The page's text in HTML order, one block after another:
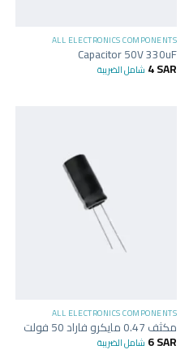
ALL ELECTRONICS COMPONENTS
Capacitor 50V 330uF
4SAR شامل الضريبة
ALL ELECTRONICS COMPONENTS
مكثف 0.47 مايكرو فاراد 50 فولت
6SAR شامل الضريبة